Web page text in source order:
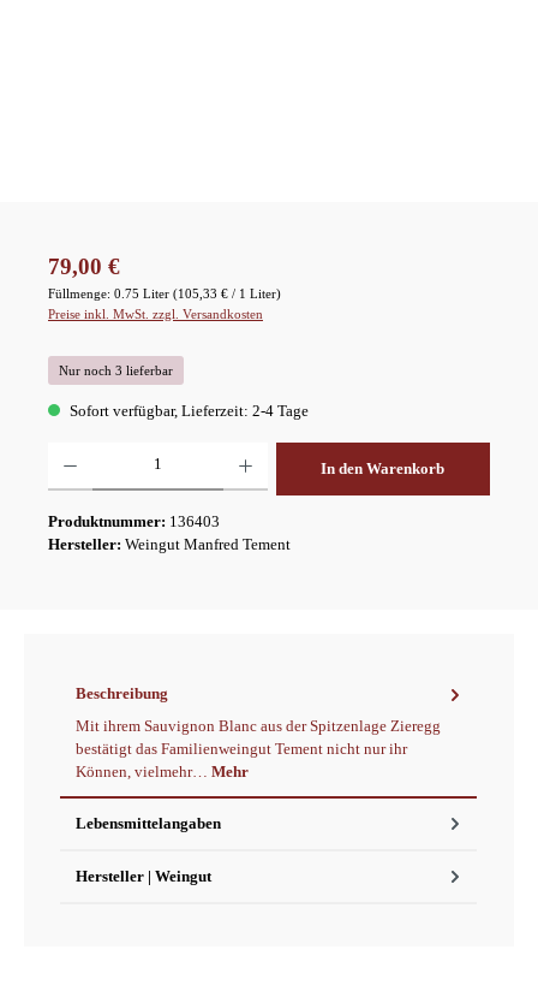
Regulärer Preis:
79,00 €
Füllmenge: 0.75 Liter (105,33 € / 1 Liter)
Preise inkl. MwSt. zzgl. Versandkosten
Nur noch 3 lieferbar
Sofort verfügbar, Lieferzeit: 2-4 Tage
In den Warenkorb
Produktnummer: 136403
Hersteller: Weingut Manfred Tement
Beschreibung
Mit ihrem Sauvignon Blanc aus der Spitzenlage Zieregg
bestätigt das Familienweingut Tement nicht nur ihr
Können, vielmehr… Mehr
Lebensmittelangaben
Hersteller | Weingut